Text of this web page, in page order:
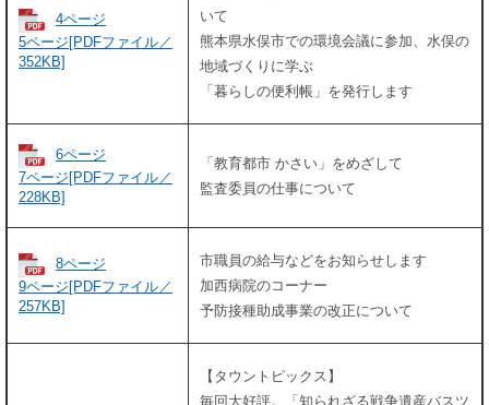
4ページ
5ページ[PDFファイル／
352KB]
いて
熊本県水俣市での環境会議に参加、水俣の
地域づくりに学ぶ
「暮らしの便利帳」を発行します
6ページ
7ページ[PDFファイル／
228KB]
「教育都市 かさい」をめざして
監査委員の仕事について
8ページ
9ページ[PDFファイル／
257KB]
市職員の給与などをお知らせします
加西病院のコーナー
予防接種助成事業の改正について
【タウントピックス】
毎回大好評。「知られざる戦争遺産バスツ